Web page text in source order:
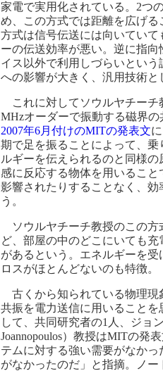
家電で実用化されている。2つ
め、この方式では距離を広げ
方式は信号伝送には向いてい
ーの伝送効率が悪い。逆に指
イス以外で利用しづらいとい
への影響が大きく、汎用技術と
これに対してソウルヤチーチ
MHzオーダーで振動する磁界の
2007年6月付けのMITの発表文
期で足を振ることによって、
ルギーを伝えられるのと同様
感に反応する物体を用いること
影響されたりすることなく、
う。
ソウルヤチーチ教授のこの方
ど、部屋の中のどこにいても
があるという。エネルギーを
ロスがほとんどないのも特徴。
古くから知られている物理現
共振を電力送信に用いること
して、共同研究者の1人、ジョ
Joannopoulos）教授はMITの発
テムに対する強い需要がなか
がなかったのだ」と指摘。ノー